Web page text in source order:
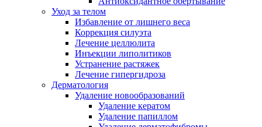
Уход за телом
Избавление от лишнего веса
Коррекция силуэта
Лечение целлюлита
Инъекции липолитиков
Устранение растяжек
Лечение гипергидроза
Дерматология
Удаление новообразований
Удаление кератом
Удаление папиллом